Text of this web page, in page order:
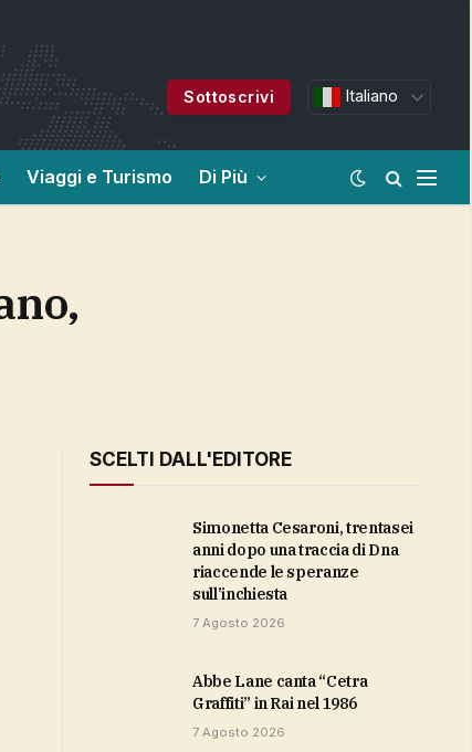
Sottoscrivi Italiano
Viaggi e Turismo Di Più
SCELTI DALL'EDITORE
Simonetta Cesaroni, trentasei
anni dopo una traccia di Dna
riaccende le speranze
sull’inchiesta
7 Agosto 2026
Abbe Lane canta “Cetra
Graffiti” in Rai nel 1986
7 Agosto 2026